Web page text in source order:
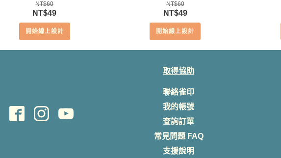
NT$60
原
始
價
NT$49目
前
價
開始線上設計
NT$60
原
始
價
NT$49目
前
價
開始線上設計
取得協助
聯絡雀印
我的帳號
查詢訂單
常見問題 FAQ
支援說明